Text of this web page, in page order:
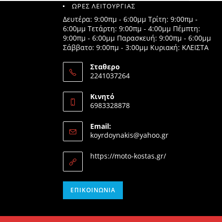
ΩΡΕΣ ΛΕΙΤΟΥΡΓΙΑΣ
Δευτέρα: 9:00πμ - 6:00μμ Τρίτη: 9:00πμ -
6:00μμ Τετάρτη: 9:00πμ - 4:00μμ Πέμπτη:
9:00πμ - 6:00μμ Παρασκευή: 9:00πμ - 6:00μμ
Σάββατο: 9:00πμ - 3:00μμ Κυριακή: ΚΛΕΙΣΤΑ
Σταθερο
2241037264
in
your
Κινητό
6983328878
in
your
application
Email:
koyrdoynakis@yahoo.grOpens
https://moto-kostas.gr/
ΕΠΙΚΟΙΝΩΝΊΑ
application